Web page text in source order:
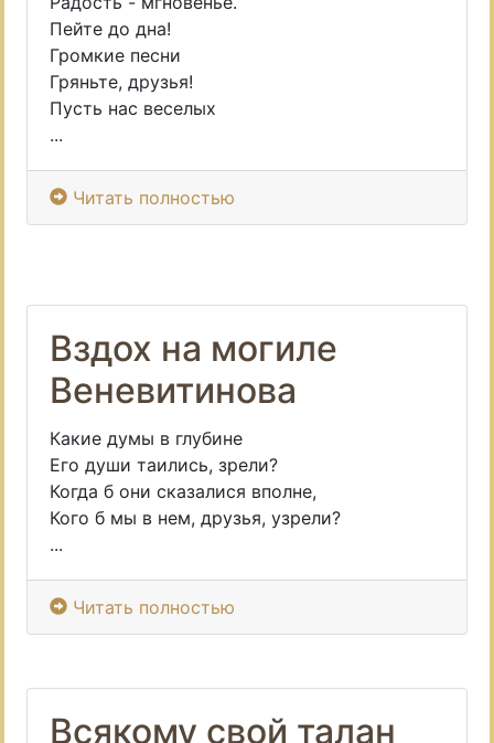
Пейте до дна!
Громкие песни
Гряньте, друзья!
Пусть нас веселых
...
Читать полностью
Вздох на могиле
Веневитинова
Какие думы в глубине
Его души таились, зрели?
Когда б они сказалися вполне,
Кого б мы в нем, друзья, узрели?
...
Читать полностью
Всякому свой талан